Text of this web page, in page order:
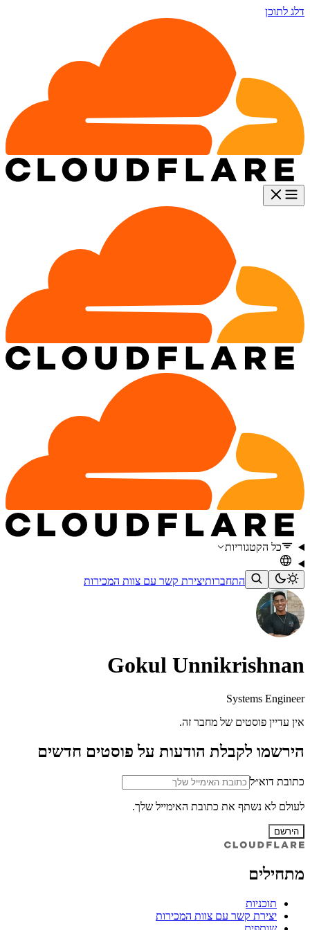
דלג לתוכן
כל הקטגוריות
התחברותיצירת קשר עם צוות המכירות
Gokul Unnikrishnan
Systems Engineer
אין עדיין פוסטים של מחבר זה.
הירשמו לקבלת הודעות על פוסטים חדשים
כתובת דוא״ל
לעולם לא נשתף את כתובת האימייל שלך.
הירשם
מתחילים
תוכניות
יצירת קשר עם צוות המכירות